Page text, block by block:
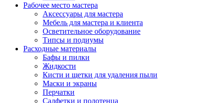
Рабочее место мастера
Аксессуары для мастера
Мебель для мастера и клиента
Осветительное оборудование
Типсы и подиумы
Расходные материалы
Бафы и пилки
Жидкости
Кисти и щетки для удаления пыли
Маски и экраны
Перчатки
Салфетки и полотенца